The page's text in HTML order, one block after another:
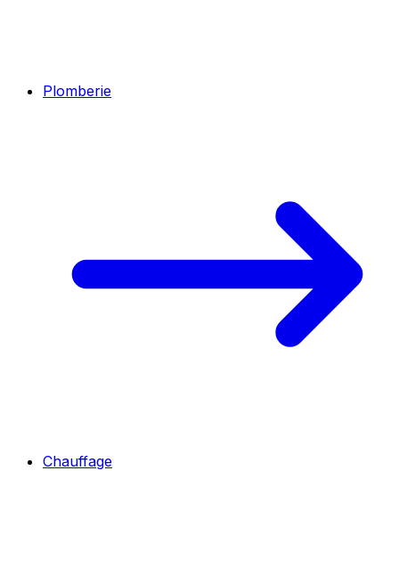
Plomberie
Chauffage